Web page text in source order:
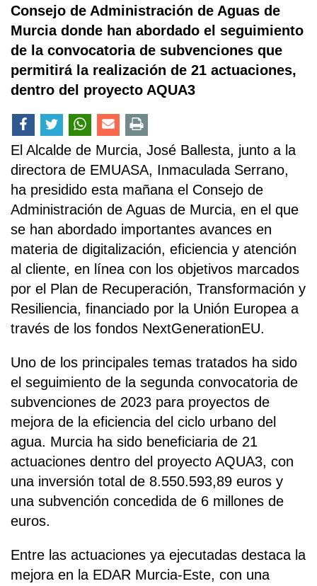
Consejo de Administración de Aguas de
Murcia donde han abordado el seguimiento
de la convocatoria de subvenciones que
permitirá la realización de 21 actuaciones,
dentro del proyecto AQUA3
El Alcalde de Murcia, José Ballesta, junto a la
directora de EMUASA, Inmaculada Serrano,
ha presidido esta mañana el Consejo de
Administración de Aguas de Murcia, en el que
se han abordado importantes avances en
materia de digitalización, eficiencia y atención
al cliente, en línea con los objetivos marcados
por el Plan de Recuperación, Transformación y
Resiliencia, financiado por la Unión Europea a
través de los fondos NextGenerationEU.
Uno de los principales temas tratados ha sido
el seguimiento de la segunda convocatoria de
subvenciones de 2023 para proyectos de
mejora de la eficiencia del ciclo urbano del
agua. Murcia ha sido beneficiaria de 21
actuaciones dentro del proyecto AQUA3, con
una inversión total de 8.550.593,89 euros y
una subvención concedida de 6 millones de
euros.
Entre las actuaciones ya ejecutadas destaca la
mejora en la EDAR Murcia-Este, con una